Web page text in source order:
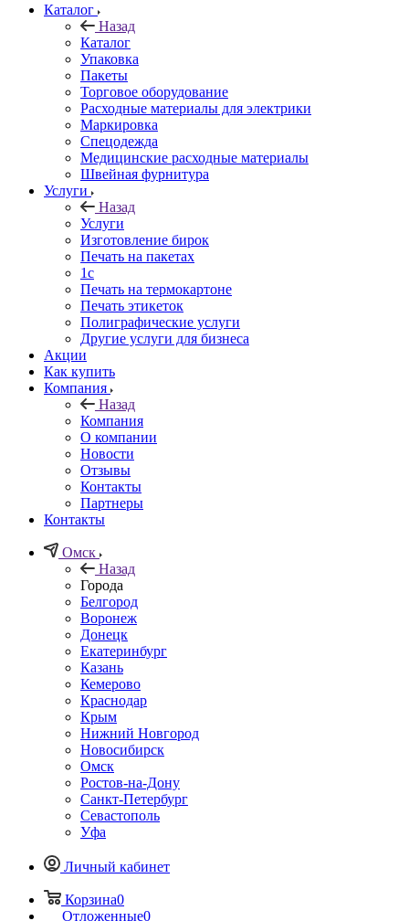
Каталог
Назад
Каталог
Упаковка
Пакеты
Торговое оборудование
Расходные материалы для электрики
Маркировка
Спецодежда
Медицинские расходные материалы
Швейная фурнитура
Услуги
Назад
Услуги
Изготовление бирок
Печать на пакетах
1c
Печать на термокартоне
Печать этикеток
Полиграфические услуги
Другие услуги для бизнеса
Акции
Как купить
Компания
Назад
Компания
О компании
Новости
Отзывы
Контакты
Партнеры
Контакты
Омск
Назад
Города
Белгород
Воронеж
Донецк
Екатеринбург
Казань
Кемерово
Краснодар
Крым
Нижний Новгород
Новосибирск
Омск
Ростов-на-Дону
Санкт-Петербург
Севастополь
Уфа
Личный кабинет
Корзина0
Отложенные0